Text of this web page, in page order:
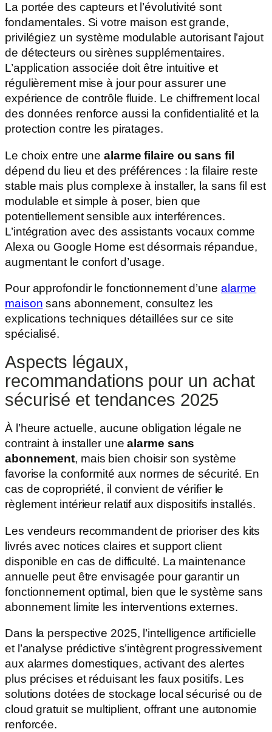
La portée des capteurs et l’évolutivité sont
fondamentales. Si votre maison est grande,
privilégiez un système modulable autorisant l’ajout
de détecteurs ou sirènes supplémentaires.
L’application associée doit être intuitive et
régulièrement mise à jour pour assurer une
expérience de contrôle fluide. Le chiffrement local
des données renforce aussi la confidentialité et la
protection contre les piratages.
Le choix entre unealarme filaire ou sans fil
dépend du lieu et des préférences : la filaire reste
stable mais plus complexe à installer, la sans fil est
modulable et simple à poser, bien que
potentiellement sensible aux interférences.
L’intégration avec des assistants vocaux comme
Alexa ou Google Home est désormais répandue,
augmentant le confort d’usage.
Pour approfondir le fonctionnement d’une alarme
maison sans abonnement, consultez les
explications techniques détaillées sur ce site
spécialisé.
Aspects légaux,
recommandations pour un achat
sécurisé et tendances 2025
À l’heure actuelle, aucune obligation légale ne
contraint à installer unealarme sans
abonnement, mais bien choisir son système
favorise la conformité aux normes de sécurité. En
cas de copropriété, il convient de vérifier le
règlement intérieur relatif aux dispositifs installés.
Les vendeurs recommandent de prioriser des kits
livrés avec notices claires et support client
disponible en cas de difficulté. La maintenance
annuelle peut être envisagée pour garantir un
fonctionnement optimal, bien que le système sans
abonnement limite les interventions externes.
Dans la perspective 2025, l’intelligence artificielle
et l’analyse prédictive s’intègrent progressivement
aux alarmes domestiques, activant des alertes
plus précises et réduisant les faux positifs. Les
solutions dotées de stockage local sécurisé ou de
cloud gratuit se multiplient, offrant une autonomie
renforcée.